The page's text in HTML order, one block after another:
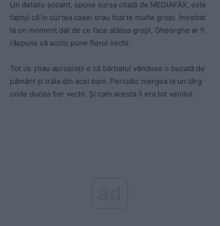
Un detaliu șocant, spune sursa citată de MEDIAFAX, este
faptul că în curtea casei erau foarte multe gropi. Întrebat
la un moment dat de ce face atâtea gropi, Gheorghe ar fi
răspuns că acolo pune fierul vechi.
Tot ce știau apropiații e că bărbatul vânduse o bucată de
pământ și trăia din acei bani. Periodic mergea la un târg
unde ducea fier vechi. Și cam acesta îi era tot venitul.